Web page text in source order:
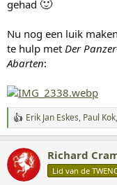
gehad 🙂
Nu nog een luik
te hulp met Der
Abarten:
W
a
r
d
e
Erik Jan Eskes, Paul Kok,
Richard
Lid van de